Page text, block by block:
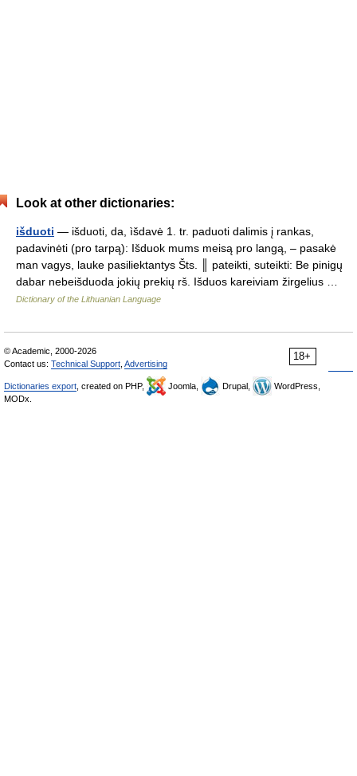
Look at other dictionaries:
išduoti — išduoti, da, ìšdavė 1. tr. paduoti dalimis į rankas,
padavinėti (pro tarpą): Išduok mums meisą pro langą, – pasakė
man vagys, lauke pasiliektantys Šts. ║ pateikti, suteikti: Be pinigų
dabar nebeišduoda jokių prekių rš. Išduos kareiviam žirgelius …
Dictionary of the Lithuanian Language
18+
© Academic, 2000-2026
Contact us: Technical Support Advertising
Dictionaries export , created on PHP, Joomla, Drupal,
WordPress,
MODx.